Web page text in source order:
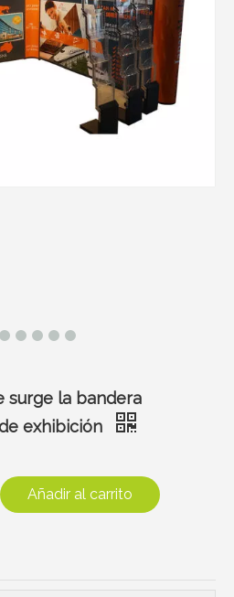
surge la bandera
exhibición
Añadir al carrito